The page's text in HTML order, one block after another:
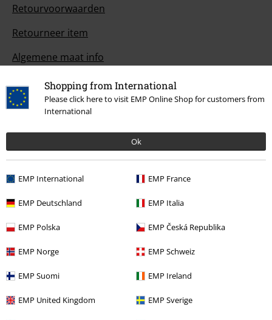
Shopping from International
Please click here to visit EMP Online Shop for customers from
International
Ok
EMP International EMP France
EMP Deutschland EMP Italia
EMP Polska EMP Česká Republika
EMP Norge EMP Schweiz
EMP Suomi EMP Ireland
EMP United Kingdom EMP Sverige
Retourvoorwaarden
Retourneer item
Algemene maat info
Annuleer mijn BSC-lidmaatschap
Betaalmethodes
Overige acties
Prijsvragen
Large Cadeaubonnen
Large Studentenkorting
EMP Backstage Club